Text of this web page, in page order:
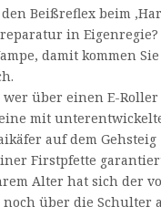
den Beißreflex beim
in Eigenregie?
damit kommen
über einen E-
mit
auf dem
Firstpfette
Alter hat sich der
über die Schulter